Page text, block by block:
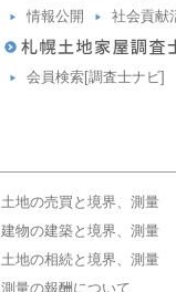
情報公開
社会貢献
会員検索[調査士ナビ]
土地の売買と境界、測量
建物の建築と境界、測量
土地の相続と境界、測量
測量の報酬について